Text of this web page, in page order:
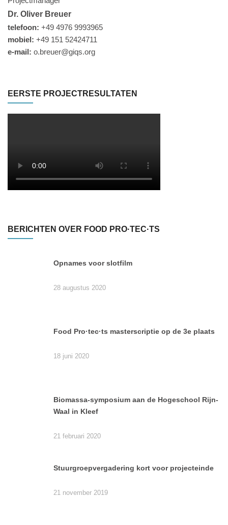
Dr. Oliver Breuer
telefoon: +49 4976 9993965
mobiel: +49 151 52424711
e-mail: o.breuer@giqs.org
EERSTE PROJECTRESULTATEN
BERICHTEN OVER FOOD PRO·TEC·TS
Opnames voor slotfilm
28 augustus 2020
Food Pro·tec·ts masterscriptie op de 3e plaats
18 juni 2020
Biomassa-symposium aan de Hogeschool Rijn-
Waal in Kleef
21 februari 2020
Stuurgroepvergadering kort voor projecteinde
21 november 2019